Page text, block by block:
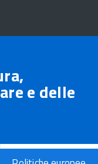
e delle